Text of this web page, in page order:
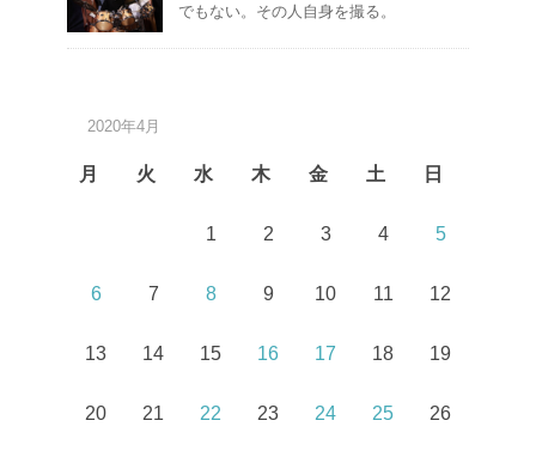
でもない。その人自身を撮る。
2020年4月
月 火 水 木 金 土 日
1 2 3 4 5
6 7 8 9 10 11 12
13 14 15 16 17 18 19
20 21 22 23 24 25 26